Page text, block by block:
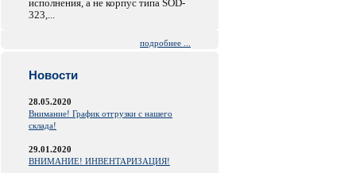
исполнения, а не корпус типа SOD-
323,...
подробнее ...
Новости
28.05.2020
Внимание! График отгрузки с нашего
склада!
29.01.2020
ВНИМАНИЕ! ИНВЕНТАРИЗАЦИЯ!